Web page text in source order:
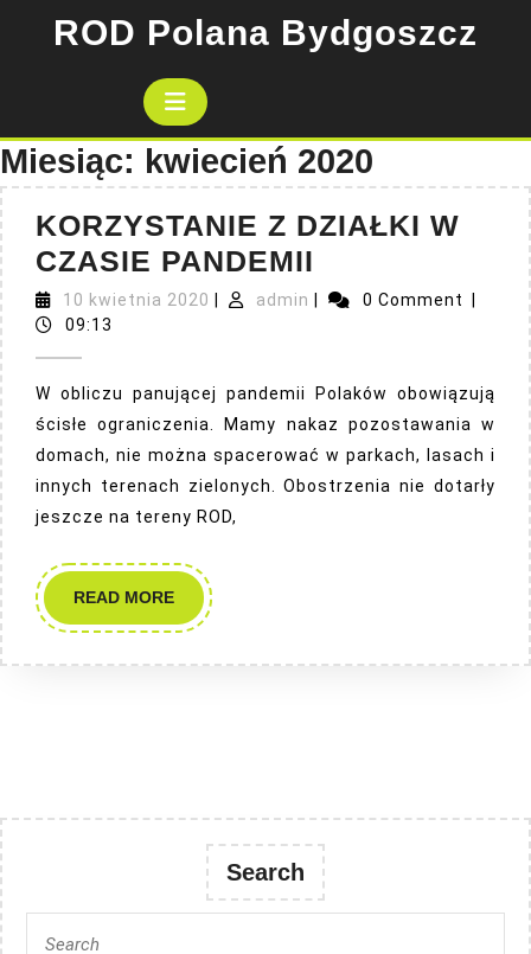
ROD Polana Bydgoszcz
Open
Button
Miesiąc: kwiecień 2020
KORZYSTANIE Z DZIAŁKI W
CZASIE PANDEMII
Z
CZASIE
PANDEMII
10 kwietnia 2020 10
admin admin 0 Comment
09:13
W obliczu panującej pandemii Polaków obowiązują
ścisłe ograniczenia. Mamy nakaz pozostawania w
domach, nie można spacerować w parkach, lasach i
innych terenach zielonych. Obostrzenia nie dotarły
jeszcze na tereny ROD,
READ MOREREAD
MORE
Search
for: